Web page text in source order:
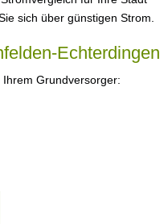
sich über günstigen Strom.
Echterdingen
Grundversorger: